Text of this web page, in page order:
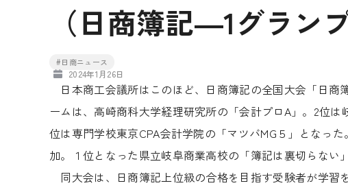
（日商簿記―1グランプ
#日商ニュース
2024年1月26日
日本商工会議所はこのほど、日商簿記の全国大会「日
ームは、高崎商科大学経理研究所の「会計プロA」。2位
位は専門学校東京CPA会計学院の「マツバMG５」となっ
加。１位となった県立岐阜商業高校の「簿記は裏切らない
同大会は、日商簿記上位級の合格を目指す受験者が学習